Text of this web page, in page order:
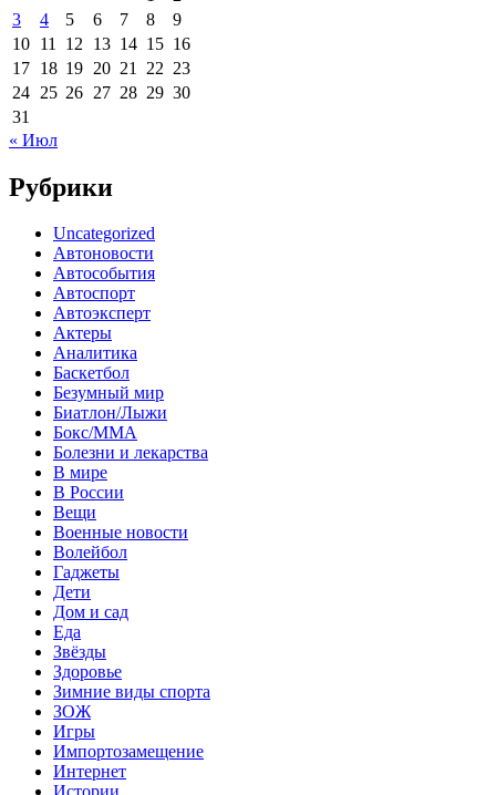
3
4 5 6 7 8
9
10 11 12 13 14 15 16
17 18 19 20 21 22 23
24 25 26 27 28 29 30
31
« Июл
Рубрики
Uncategorized
Автоновости
Автособытия
Автоспорт
Автоэксперт
Актеры
Аналитика
Баскетбол
Безумный мир
Биатлон/Лыжи
Бокс/MMA
Болезни и лекарства
В мире
В России
Вещи
Военные новости
Волейбол
Гаджеты
Дети
Дом и сад
Еда
Звёзды
Здоровье
Зимние виды спорта
ЗОЖ
Игры
Импортозамещение
Интернет